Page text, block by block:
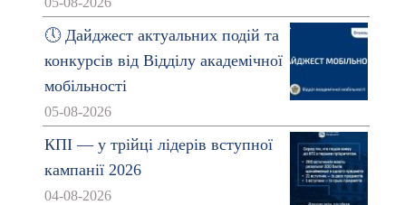
🕔 Дайджест актуальних подій та
конкурсів від Відділу академічної
мобільності
05-08-2026
КПІ — у трійці лідерів вступної
кампанії 2026
04-08-2026